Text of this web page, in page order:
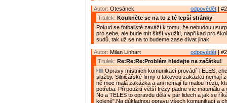
odpovědět |
Autor: Otesánek
Titulek: Koukněte se na to z té lepší stránky
Pokud se fotbalisté zaváží k tomu, že nebudou
pro sebe, ale bude mít širší využití, napříkad pro
sudů, tak už se na to budeme zase dívat jinak
odpovědět |
Autor: Milan Linhart
Titulek: Re:Re:Re:Problém hledejte na začátku!
Opravy místních komunikací provádí TELES,
služby. Silničářské firmy o takovou zakázku nemají
ně moc malá zakázka a ani nemají tu malou frézu,
potřeba. Při použití větší frézy padne víc materiálu a
No a TELES to opravdu dělá v pár lidech a jak se
koleně".Na důkladnou opravu všech komunikací a